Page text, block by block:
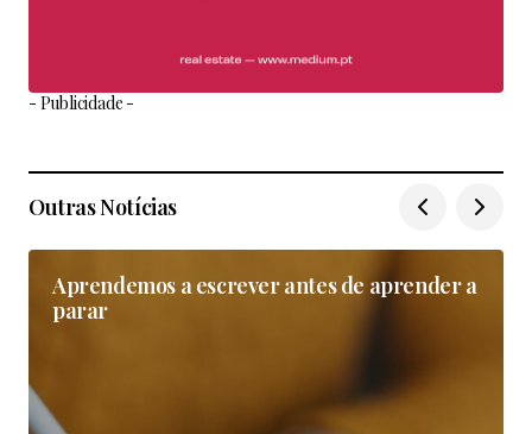
- Publicidade -
Outras Notícias
Aprendemos a escrever antes de aprender a
parar